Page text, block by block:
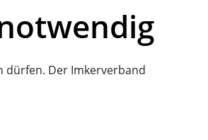
dürfen. Der Imkerverband